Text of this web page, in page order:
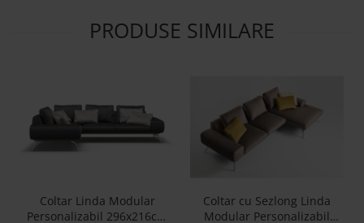
PRODUSE SIMILARE
Coltar Linda Modular
Personalizabil 296x216cm
Coltar cu Sezlong Linda
Modular Personalizabil